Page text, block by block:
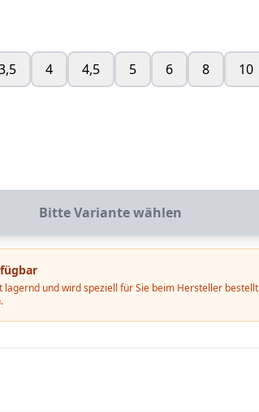
4 4,5 5 6 8 10
Bitte Variante wählen
lagernd und wird speziell für Sie beim Hersteller